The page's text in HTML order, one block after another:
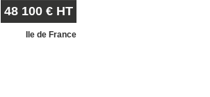
48 100 € HT
Ile de France